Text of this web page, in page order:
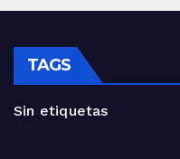
TAGS
Sin etiquetas